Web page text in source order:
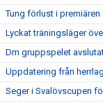
Tung förlust i premiären
Lyckat träningsläger
Dm gruppspelet
Uppdatering från
Seger i Svalövscupen